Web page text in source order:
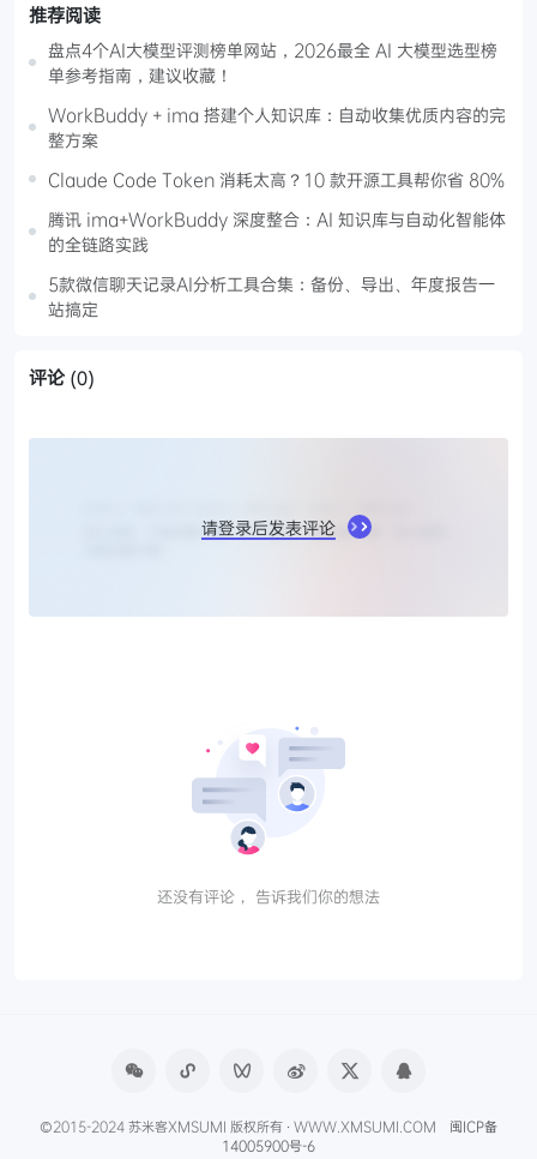
推荐阅读
盘点4个AI大模型评测榜单网站，2026最全 AI 大模型选型榜
单参考指南，建议收藏！
WorkBuddy + ima 搭建个人知识库：自动收集优质内容的完
整方案
Claude Code Token 消耗太高？10 款开源工具帮你省 80%
腾讯 ima+WorkBuddy 深度整合：AI 知识库与自动化智能体
的全链路实践
5款微信聊天记录AI分析工具合集：备份、导出、年度报告一
站搞定
评论 (0)
请登录后发表评论
还没有评论， 告诉我们你的想法
©2015-2024 苏米客XMSUMI 版权所有 · WWW.XMSUMI.COM 闽ICP备
14005900号-6